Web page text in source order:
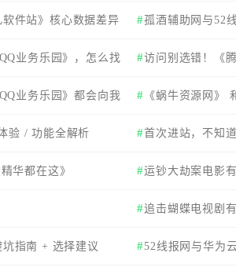
件站》核心数据差异 孤酒辅助网与52
业务乐园》，怎么找 访问别选错！《
业务乐园》都会向我 《蜗牛资源网》
家还是要知道！
验 / 功能全解析 首次进站，不知
《小刀娱乐网》，
华都在这》 运钞大劫案电影
追击蝴蝶电视剧
坑指南 + 选择建议 52线报网与华为